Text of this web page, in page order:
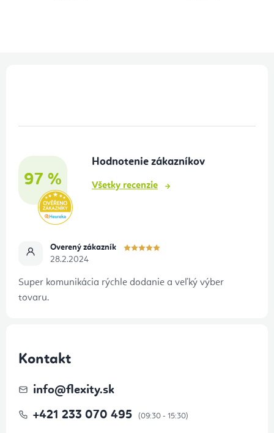
97 %
Hodnotenie zákazníkov
Všetky recenzie
Overený zákazník
28.2.2024
Super komunikácia rýchle dodanie a veľký výber
tovaru.
Kontakt
info@flexity.sk
+421 233 070 495